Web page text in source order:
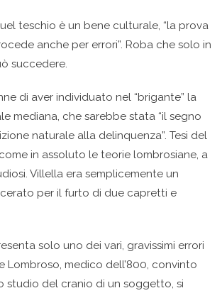
teschio è un bene culturale, “la prova
anche per errori”. Roba che solo in
succedere.
di aver individuato nel “brigante” la
mediana, che sarebbe stata “il segno
naturale alla delinquenza”. Tesi del
in assoluto le teorie lombrosiane, a
Villella era semplicemente un
per il furto di due capretti e
solo uno dei vari, gravissimi errori
Lombroso, medico dell’800, convinto
studio del cranio di un soggetto, si